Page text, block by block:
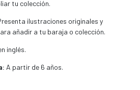
tu colección.
ilustraciones originales y
añadir a tu baraja o colección.
inglés.
A partir de 6 años.